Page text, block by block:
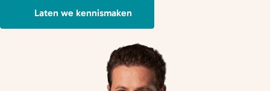
Laten we kennismaken